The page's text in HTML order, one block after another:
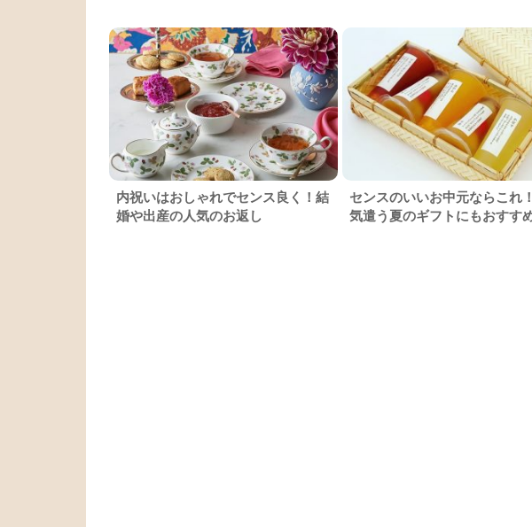
内祝いはおしゃれでセンス良く！結
婚や出産の人気のお返し
センスのいいお中元ならこれ
気遣う夏のギフトにもおすす